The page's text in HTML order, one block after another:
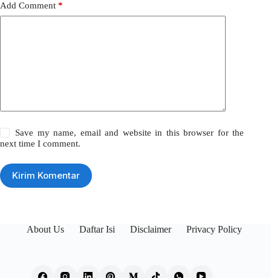
Add Comment *
Save my name, email and website in this browser for the
next time I comment.
Kirim Komentar
About Us Daftar Isi Disclaimer Privacy Policy